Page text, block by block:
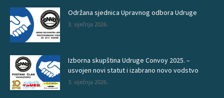
Održana sjednica Upravnog odbora Udruge
3. siječnja 2026.
Izborna skupština Udruge Convoy 2025. –
usvojen novi statut i izabrano novo vodstvo
3. siječnja 2026.